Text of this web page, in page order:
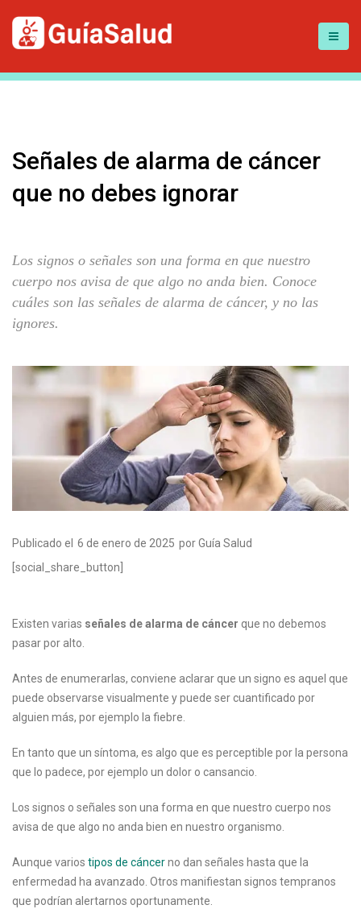
Señales de alarma de cáncer
que no debes ignorar
Los signos o señales son una forma en que nuestro
cuerpo nos avisa de que algo no anda bien. Conoce
cuáles son las señales de alarma de cáncer, y no las
ignores.
Publicado el 6 de enero de 2025 por Guía Salud
[social_share_button]
Existen varias señales de alarma de cáncer que no debemos
pasar por alto.
Antes de enumerarlas, conviene aclarar que un signo es aquel que
puede observarse visualmente y puede ser cuantificado por
alguien más, por ejemplo la fiebre.
En tanto que un síntoma, es algo que es perceptible por la persona
que lo padece, por ejemplo un dolor o cansancio.
Los signos o señales son una forma en que nuestro cuerpo nos
avisa de que algo no anda bien en nuestro organismo.
Aunque varios tipos de cáncerno dan señales hasta que la
enfermedad ha avanzado. Otros manifiestan signos tempranos
que podrían alertarnos oportunamente.